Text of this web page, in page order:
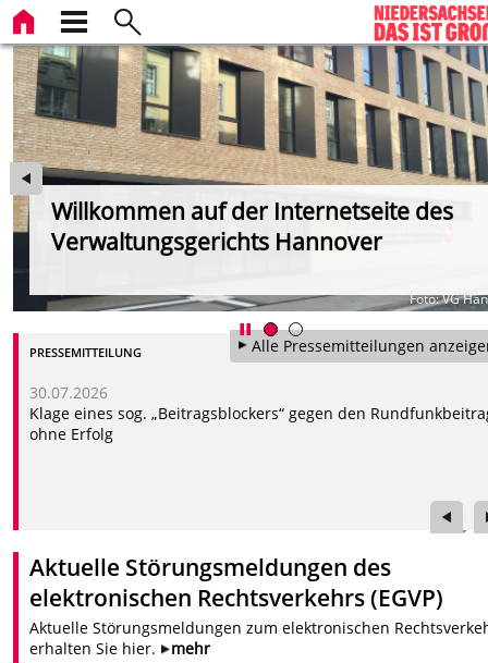
Willkommen auf der Internetseite des
Verwaltungsgerichts Hannover
Foto: VG
Alle Pressemitteilungen
PRESSEMITTEILUNG
30.07.2026
Klage eines sog. „Beitragsblockers“ gegen den
ohne Erfolg
Aktuelle Störungsmeldungen des
elektronischen Rechtsverkehrs (EGVP)
Aktuelle Störungsmeldungen zum elektronischen
erhalten Sie hier.
mehr